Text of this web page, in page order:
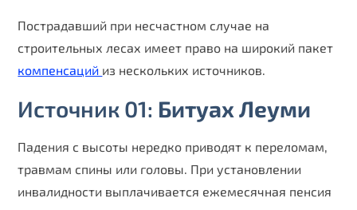
Пострадавший при несчастном случае на
строительных лесах имеет право на широкий пакет
компенсаций из нескольких источников.
Источник 01: Битуах Леуми
Падения с высоты нередко приводят к переломам,
травмам спины или головы. При установлении
инвалидности выплачивается ежемесячная пенсия